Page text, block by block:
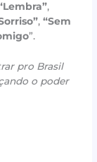
,
,“Sem
”.
pro Brasil
o poder